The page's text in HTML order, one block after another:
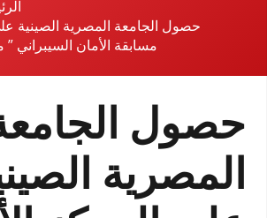
حصول الجامعة المصرية الصينية
مسابقة الأمان السيبراني
حصول
المصرية